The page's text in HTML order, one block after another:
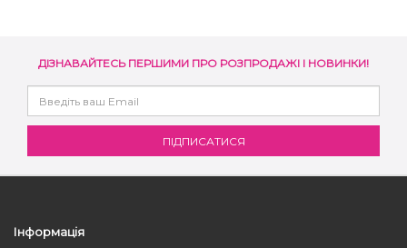
ДІЗНАВАЙТЕСЬ ПЕРШИМИ ПРО РОЗПРОДАЖІ І НОВИНКИ!
Інформація